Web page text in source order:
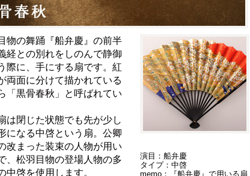
物の舞踊『船弁慶』の前半
経との別れをしのんで静御
際に、手にする扇です。紅
両面に分けて描かれている
「黒骨春秋」と呼ばれてい
は閉じた状態でも先が少し
になる中啓という扇。公卿
改まった装束の人物が用い
、松羽目物の登場人物の多
中啓を使用します。
演目：船弁慶
タイプ：中啓
memo：『船弁慶』で用いる扇